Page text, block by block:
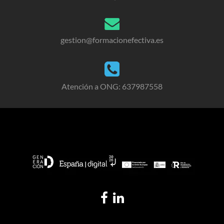
gestion@formacionefectiva.es
Atención a ONG: 637987558